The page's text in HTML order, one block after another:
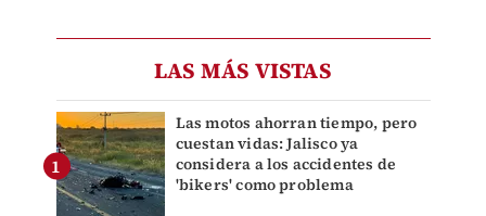
LAS MÁS VISTAS
Las motos ahorran tiempo, pero
cuestan vidas: Jalisco ya
considera a los accidentes de
'bikers' como problema